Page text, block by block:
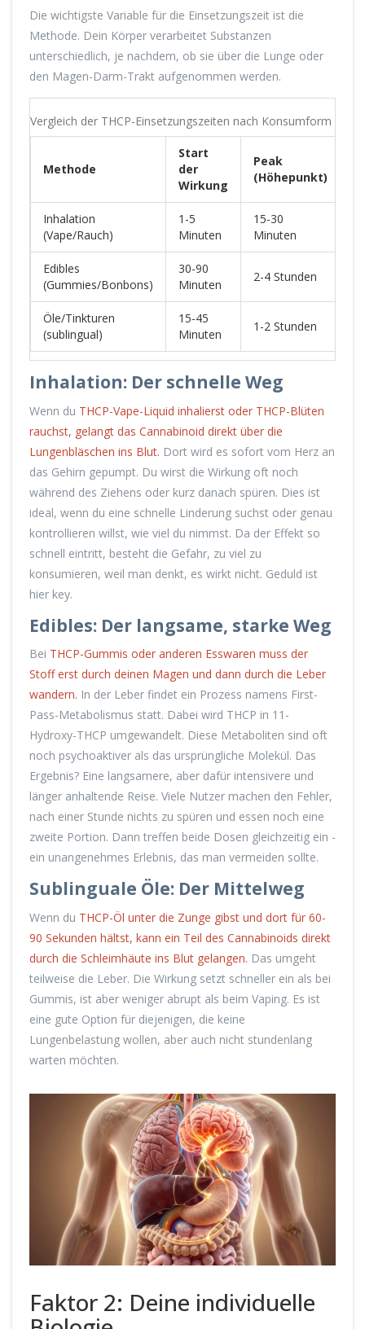
Die wichtigste Variable für die Einsetzungszeit ist die
Methode. Dein Körper verarbeitet Substanzen
unterschiedlich, je nachdem, ob sie über die Lunge oder
den Magen-Darm-Trakt aufgenommen werden.
Vergleich der THCP-Einsetzungszeiten nach Konsumform
Methode
Start
der
Wirkung
Peak
(Höhepunkt)
Inhalation
(Vape/Rauch)
1-5
Minuten
15-30
Minuten
Edibles
(Gummies/Bonbons)
30-90
Minuten
2-4 Stunden
Öle/Tinkturen
(sublingual)
15-45
Minuten
1-2 Stunden
Inhalation: Der schnelle Weg
Wenn du THCP-Vape-Liquid inhalierst oder THCP-Blüten
rauchst, gelangt das Cannabinoid direkt über die
Lungenbläschen ins Blut. Dort wird es sofort vom Herz an
das Gehirn gepumpt. Du wirst die Wirkung oft noch
während des Ziehens oder kurz danach spüren. Dies ist
ideal, wenn du eine schnelle Linderung suchst oder genau
kontrollieren willst, wie viel du nimmst. Da der Effekt so
schnell eintritt, besteht die Gefahr, zu viel zu
konsumieren, weil man denkt, es wirkt nicht. Geduld ist
hier key.
Edibles: Der langsame, starke Weg
Bei THCP-Gummis oder anderen Esswaren muss der
Stoff erst durch deinen Magen und dann durch die Leber
wandern. In der Leber findet ein Prozess namens First-
Pass-Metabolismus statt. Dabei wird THCP in 11-
Hydroxy-THCP umgewandelt. Diese Metaboliten sind oft
noch psychoaktiver als das ursprüngliche Molekül. Das
Ergebnis? Eine langsamere, aber dafür intensivere und
länger anhaltende Reise. Viele Nutzer machen den Fehler,
nach einer Stunde nichts zu spüren und essen noch eine
zweite Portion. Dann treffen beide Dosen gleichzeitig ein -
ein unangenehmes Erlebnis, das man vermeiden sollte.
Sublinguale Öle: Der Mittelweg
Wenn du THCP-Öl unter die Zunge gibst und dort für 60-
90 Sekunden hältst, kann ein Teil des Cannabinoids direkt
durch die Schleimhäute ins Blut gelangen. Das umgeht
teilweise die Leber. Die Wirkung setzt schneller ein als bei
Gummis, ist aber weniger abrupt als beim Vaping. Es ist
eine gute Option für diejenigen, die keine
Lungenbelastung wollen, aber auch nicht stundenlang
warten möchten.
Faktor 2: Deine individuelle